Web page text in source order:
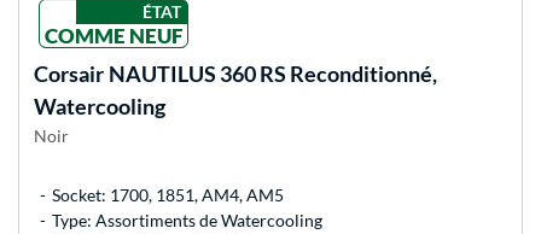
ÉTAT
COMME NEUF
Corsair NAUTILUS 360 RS Reconditionné,
Watercooling
Noir
Socket: 1700, 1851, AM4, AM5
Type: Assortiments de Watercooling